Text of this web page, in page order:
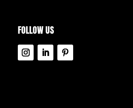
FOLLOW US